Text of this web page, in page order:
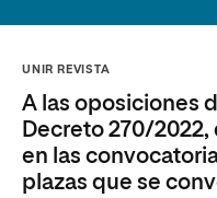
UNIR REVISTA
A las oposiciones
Decreto 270/2022,
en las
plazas que se